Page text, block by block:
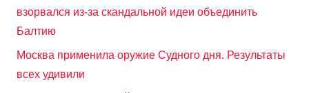
взорвался из-за скандальной идеи объединить
Балтию
Москва применила оружие Судного дня. Результаты
всех удивили